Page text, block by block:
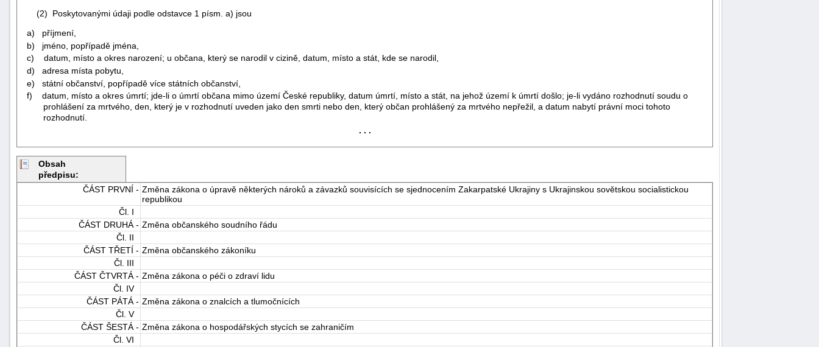
(2) Poskytovanými údaji podle odstavce 1 písm. a) jsou
a) příjmení,
b) jméno, popřípadě jména,
c) datum, místo a okres narození; u občana, který se narodil v cizině, datum, místo a stát, kde se narodil,
d) adresa místa pobytu,
e) státní občanství, popřípadě více státních občanství,
f) datum, místo a okres úmrtí; jde-li o úmrtí občana mimo území České republiky, datum úmrtí, místo a stát, na jehož území k úmrtí došlo; je-li vydáno rozhodnutí soudu o
prohlášení za mrtvého, den, který je v rozhodnutí uveden jako den smrti nebo den, který občan prohlášený za mrtvého nepřežil, a datum nabytí právní moci tohoto
rozhodnutí.
. . .
Obsah
předpisu:
ČÁST PRVNÍ - Změna zákona o úpravě některých nároků a závazků souvisících se sjednocením Zakarpatské Ukrajiny s Ukrajinskou sovětskou socialistickou
republikou
Čl. I
ČÁST DRUHÁ - Změna občanského soudního řádu
Čl. II
ČÁST TŘETÍ - Změna občanského zákoníku
Čl. III
ČÁST ČTVRTÁ - Změna zákona o péči o zdraví lidu
Čl. IV
ČÁST PÁTÁ - Změna zákona o znalcích a tlumočnících
Čl. V
ČÁST ŠESTÁ - Změna zákona o hospodářských stycích se zahraničím
Čl. VI